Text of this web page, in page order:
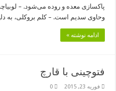
پاکسازی معده و روده می‌شود. –
وحاوی سدیم است. – کلم بروکلی، به
ادامه نوشته »
فتوچینی با قارچ
فوریه 23, 2015 0